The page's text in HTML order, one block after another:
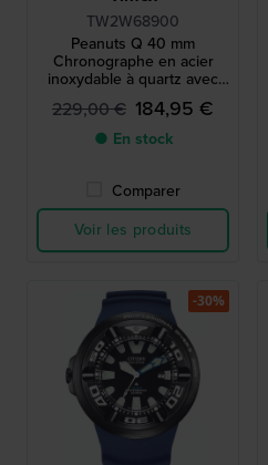
TW2W68900
Peanuts Q 40 mm
Chronographe en acier
inoxydable à quartz avec
date.
229,00 € 184,95 €
● En stock
Comparer
Voir les produits
-30%